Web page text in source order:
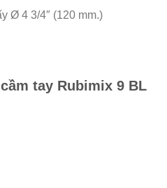
Ø 4 3/4″ (120 mm.)
tay Rubimix 9 BL